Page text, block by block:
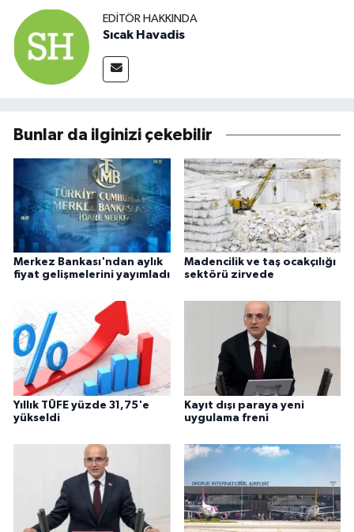
EDITÖR HAKKINDA
Sıcak Havadis
Bunlar da ilginizi çekebilir
Merkez Bankası'ndan aylık
fiyat gelişmelerini yayımladı
Madencilik ve taş ocakçılığı
sektörü zirvede
Yıllık TÜFE yüzde 31,75'e
yükseldi
Kayıt dışı paraya yeni
uygulama freni